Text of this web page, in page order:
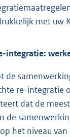
met uw
integratie:
de
re-integratie
dat de
de
het niveau